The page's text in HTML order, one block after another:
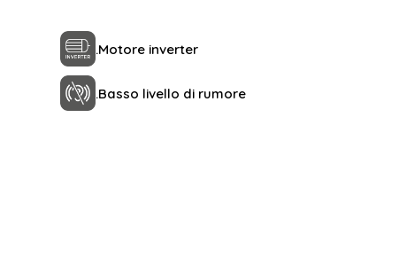
.Motore inverter
.Basso livello di rumore